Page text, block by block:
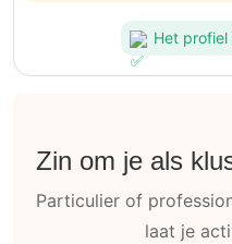
Het profiel
Zin om je als
Particulier of
laat je